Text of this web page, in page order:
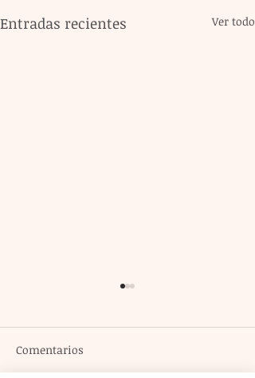
Entradas recientes Ver todo
Comentarios